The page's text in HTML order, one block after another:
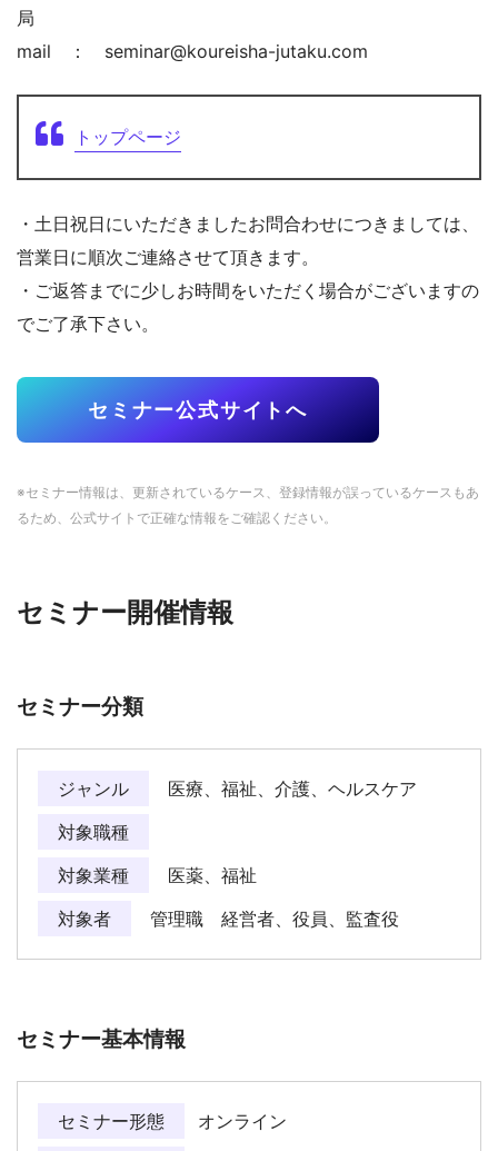
局
mail ： seminar@koureisha-jutaku.com
トップページ
・土日祝日にいただきましたお問合わせにつきましては、
営業日に順次ご連絡させて頂きます。
・ご返答までに少しお時間をいただく場合がございますの
でご了承下さい。
セミナー公式サイトへ
※セミナー情報は、更新されているケース、登録情報が誤っているケースもあ
るため、公式サイトで正確な情報をご確認ください。
セミナー開催情報
セミナー分類
ジャンル
医療、福祉、介護、ヘルスケア
対象職種
対象業種
医薬、福祉
対象者
管理職 経営者、役員、監査役
セミナー基本情報
セミナー形態
オンライン